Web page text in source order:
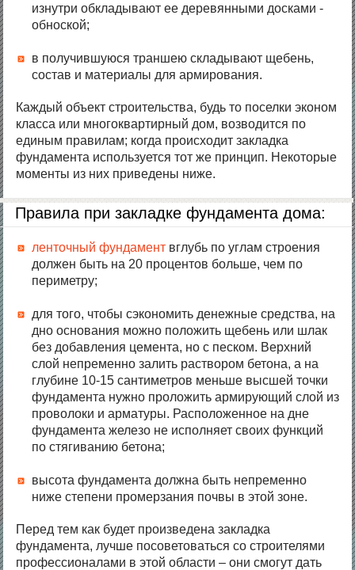
изнутри обкладывают ее деревянными досками -
обноской;
в получившуюся траншею складывают щебень,
состав и материалы для армирования.
Каждый объект строительства, будь то поселки эконом
класса или многоквартирный дом, возводится по
единым правилам; когда происходит закладка
фундамента используется тот же принцип. Некоторые
моменты из них приведены ниже.
Правила при закладке фундамента дома:
ленточный фундамент вглубь по углам строения
должен быть на 20 процентов больше, чем по
периметру;
для того, чтобы сэкономить денежные средства, на
дно основания можно положить щебень или шлак
без добавления цемента, но с песком. Верхний
слой непременно залить раствором бетона, а на
глубине 10-15 сантиметров меньше высшей точки
фундамента нужно проложить армирующий слой из
проволоки и арматуры. Расположенное на дне
фундамента железо не исполняет своих функций
по стягиванию бетона;
высота фундамента должна быть непременно
ниже степени промерзания почвы в этой зоне.
Перед тем как будет произведена закладка
фундамента, лучше посоветоваться со строителями
профессионалами в этой области – они смогут дать